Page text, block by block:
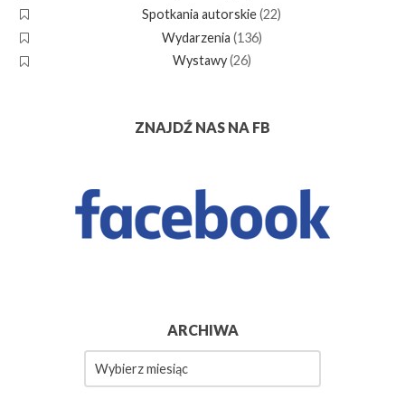
Spotkania autorskie(22)
Wydarzenia (136)
Wystawy(26)
ZNAJDŹ NAS NA FB
ARCHIWA